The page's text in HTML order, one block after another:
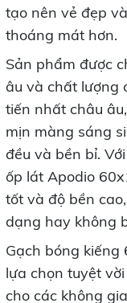
tạo nên vẻ đẹp
thoáng mát hơn.
Sản phẩm được
âu và chất lượng
tiến nhất châu
mịn màng sáng
đều và bền bỉ.
ốp lát Apodio
tốt và độ bền
dạng hay không
Gạch bóng
lựa chọn tuyệt
cho các không